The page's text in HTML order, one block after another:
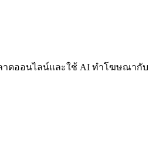
ดออนไลน์และใช้ AI ทำโฆษณากับ